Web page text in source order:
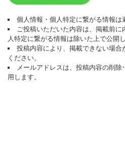
個人情報・個人特定に繋がる情報は
ご投稿いただいた内容は、掲載前
人特定に繋がる情報は除いた上で公開し
投稿内容により、掲載できない場
ください。
メールアドレスは、投稿内容の削
用します。